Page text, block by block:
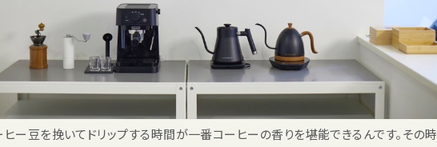
ー豆を挽いてドリップする時間が一番コーヒーの香りを堪能できるんです。その時